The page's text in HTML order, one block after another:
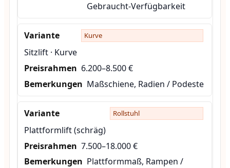
Gebraucht-Verfügbarkeit
Kurve
Sitzlift · Kurve
6.200–8.500 €
Maßschiene, Radien / Podeste
Rollstuhl
Plattformlift (schräg)
7.500–18.000 €
Plattformmaß, Rampen /